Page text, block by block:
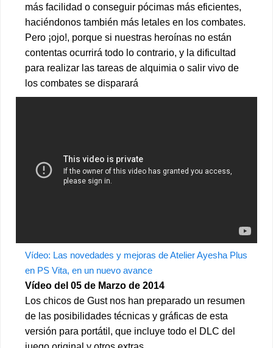
más facilidad o conseguir pócimas más eficientes,
haciéndonos también más letales en los combates.
Pero ¡ojo!, porque si nuestras heroínas no están
contentas ocurrirá todo lo contrario, y la dificultad
para realizar las tareas de alquimia o salir vivo de
los combates se disparará
Vídeo: Las novedades y mejoras de Atelier Ayesha Plus
en PS Vita, en un nuevo avance
Vídeo del 05 de Marzo de 2014
Los chicos de Gust nos han preparado un resumen
de las posibilidades técnicas y gráficas de esta
versión para portátil, que incluye todo el DLC del